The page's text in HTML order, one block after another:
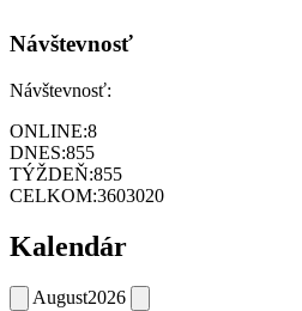
Návštevnosť
Návštevnosť:
ONLINE:8
DNES:855
TÝŽDEŇ:855
CELKOM:3603020
Kalendár
August2026